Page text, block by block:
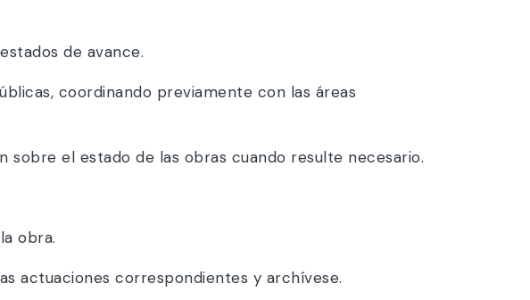
de avance.
coordinando previamente con las áreas
sobre el estado de las obras cuando resulte necesario.
obra.
actuaciones correspondientes y archívese.